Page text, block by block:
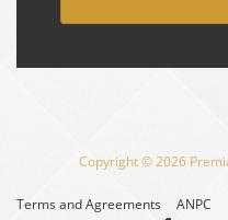
Copyright © 2026
Terms and Agreements ANPC